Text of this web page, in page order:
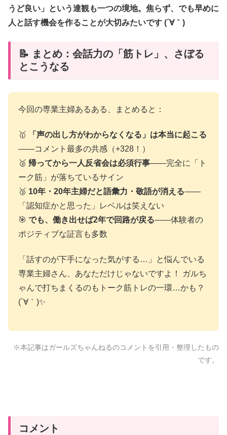
うど良い」という達観も一つの境地。焦らず、でも早めに
人と話す機会を作ることが大切みたいです (´∀｀)
📝 まとめ：会話力の「筋トレ」、さぼる
とこうなる
今回の専業主婦あるある、まとめると：
🥇
「声の出し方がわからなくなる」は本当に起こる
——コメント最多の共感（+328！）
🥈 帰ってから一人反省会は必須行事——完全に「ト
ーク筋」が落ちているサイン
🥉 10年・20年主婦だと語彙力・敬語が消える——
「認知症かと思った」レベルは笑えない
🎯 でも、働き出せば2年で回路が戻る——体験者の
ポジティブな証言も多数
「話すのが下手になった気がする…」と悩んでいる
専業主婦さん、あなただけじゃないですよ！ ガルち
ゃんで打ちまくるのもトーク筋トレの一環…かも？
(´∀｀)✨
※本記事はガールズちゃんねるのコメントを引用・整理したもの
です。
コメント